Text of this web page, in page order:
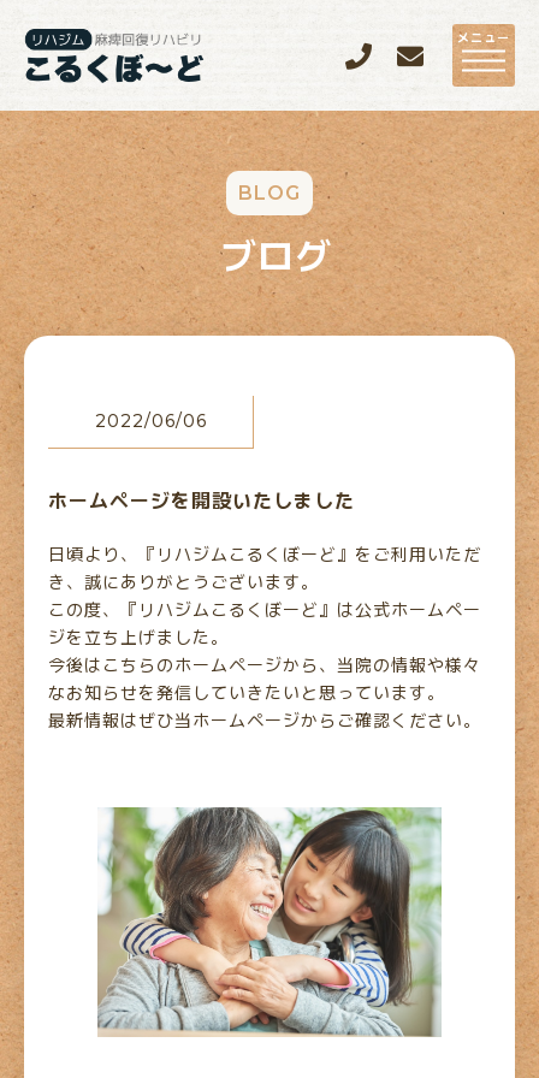
メニュー
BLOG
ブログ
2022/06/06
ホームページを開設いたしました
日頃より、『リハジムこるくぼーど』をご利用いただ
き、誠にありがとうございます。
この度、『リハジムこるくぼーど』は公式ホームペー
ジを立ち上げました。
今後はこちらのホームページから、当院の情報や様々
なお知らせを発信していきたいと思っています。
最新情報はぜひ当ホームページからご確認ください。